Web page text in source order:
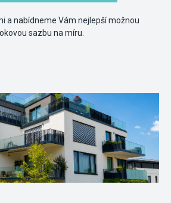
a nabídneme Vám nejlepší možnou
sazbu na míru.